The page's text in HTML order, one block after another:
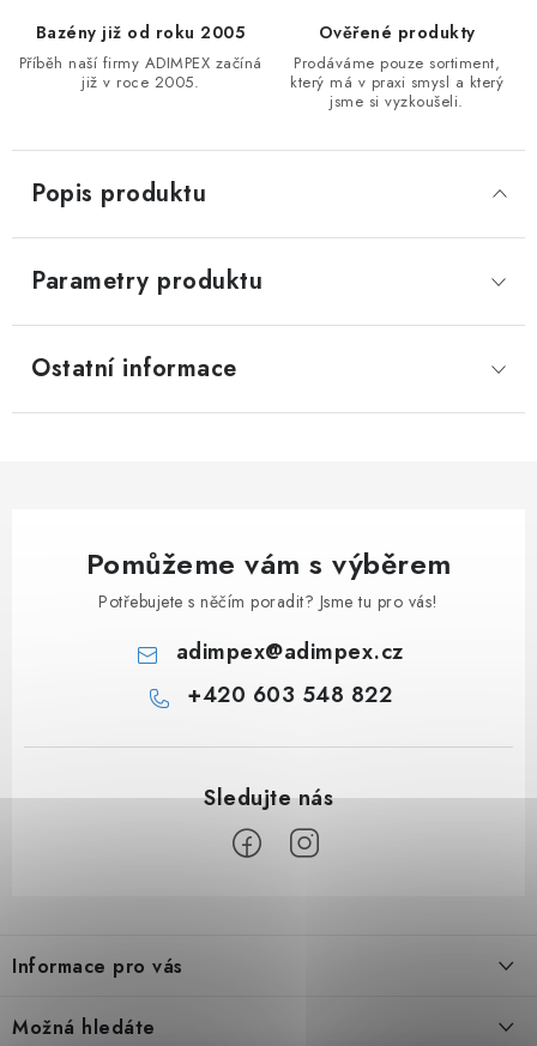
Bazény již od roku 2005
Příběh naší firmy ADIMPEX začíná
již v roce 2005.
Ověřené produkty
Prodáváme pouze sortiment,
který má v praxi smysl a který
jsme si vyzkoušeli.
Popis produktu
Parametry produktu
Ostatní informace
Pomůžeme vám s výběrem
Potřebujete s něčím poradit? Jsme tu pro vás!
adimpex@adimpex.cz
+420 603 548 822
p
a
Informace pro vás
Možná hledáte